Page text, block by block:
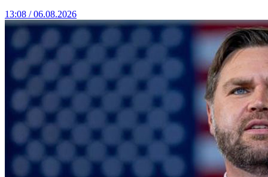
13:08 / 06.08.2026